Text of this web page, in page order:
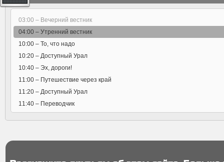
03:00 – Вечерний вестник
04:00 – Утренний вестник
10:00 – То, что надо
10:20 – Доступный Урал
10:40 – Эх, дороги!
11:00 – Путешествие через край
11:20 – Доступный Урал
11:40 – Переводчик